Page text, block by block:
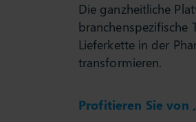
Die ganzheitliche
branchenspezifische
Lieferkette in der
transformieren.
Profitieren Sie von